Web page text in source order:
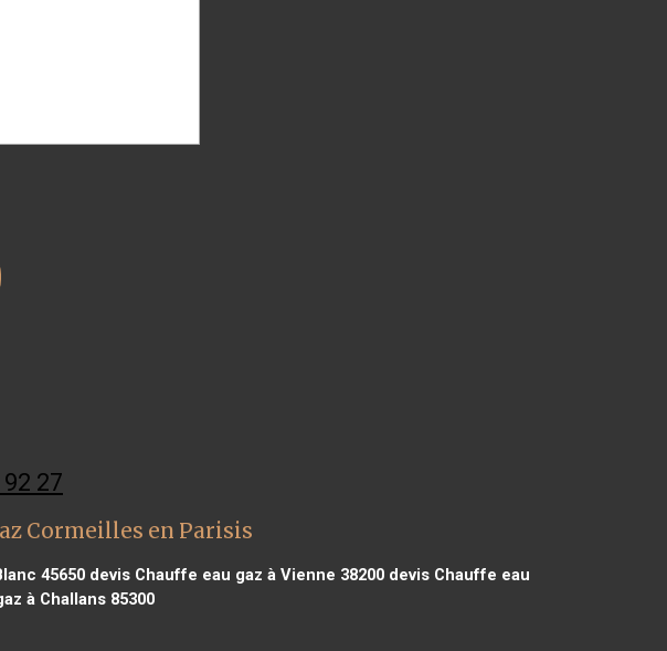
27
Cormeilles en Parisis
45650devis Chauffe eau gaz à Vienne 38200devis Chauffe eau
à Challans 85300